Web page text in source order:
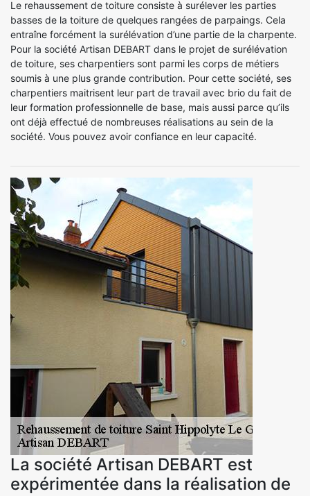
Le rehaussement de toiture consiste à surélever les parties
basses de la toiture de quelques rangées de parpaings. Cela
entraîne forcément la surélévation d’une partie de la charpente.
Pour la société Artisan DEBART dans le projet de surélévation
de toiture, ses charpentiers sont parmi les corps de métiers
soumis à une plus grande contribution. Pour cette société, ses
charpentiers maitrisent leur part de travail avec brio du fait de
leur formation professionnelle de base, mais aussi parce qu’ils
ont déjà effectué de nombreuses réalisations au sein de la
société. Vous pouvez avoir confiance en leur capacité.
La société Artisan DEBART est
expérimentée dans la réalisation de